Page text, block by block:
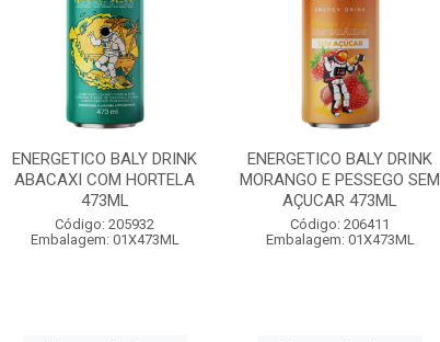
ENERGETICO BALY DRINK
ABACAXI COM HORTELA
473ML
Código: 205932
Embalagem: 01X473ML
ENERGETICO BALY DRINK
MORANGO E PESSEGO SEM
AÇUCAR 473ML
Código: 206411
Embalagem: 01X473ML